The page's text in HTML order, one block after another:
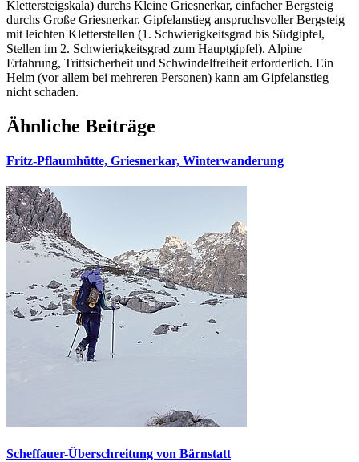
Klettersteigskala) durchs Kleine Griesnerkar, einfacher Bergsteig
durchs Große Griesnerkar. Gipfelanstieg anspruchsvoller Bergsteig
mit leichten Kletterstellen (1. Schwierigkeitsgrad bis Südgipfel,
Stellen im 2. Schwierigkeitsgrad zum Hauptgipfel). Alpine
Erfahrung, Trittsicherheit und Schwindelfreiheit erforderlich. Ein
Helm (vor allem bei mehreren Personen) kann am Gipfelanstieg
nicht schaden.
Ähnliche Beiträge
Fritz-Pflaumhütte, Griesnerkar, Winterwanderung
Scheffauer-Überschreitung von Bärnstatt